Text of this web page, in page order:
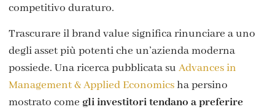
competitivo duraturo.
Trascurare il brand value significa rinunciare a uno
degli asset più potenti che un’azienda moderna
possiede. Una ricerca pubblicata su Advances in
Management & Applied Economicsha persino
mostrato come gli investitori tendano a preferire